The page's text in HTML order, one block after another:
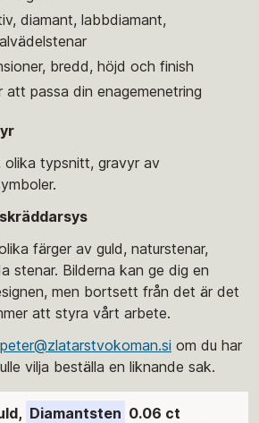
diamant, labbdiamant,
bredd, höjd och finish
att passa din enagemenetring
olika typsnitt, gravyr av
färger av guld, naturstenar,
stenar. Bilderna kan ge dig en
men bortsett från det är det
att styra vårt arbete.
peter@zlatarstvokoman.si om du har
vilja beställa en liknande sak.
Diamantsten 0.06 ct